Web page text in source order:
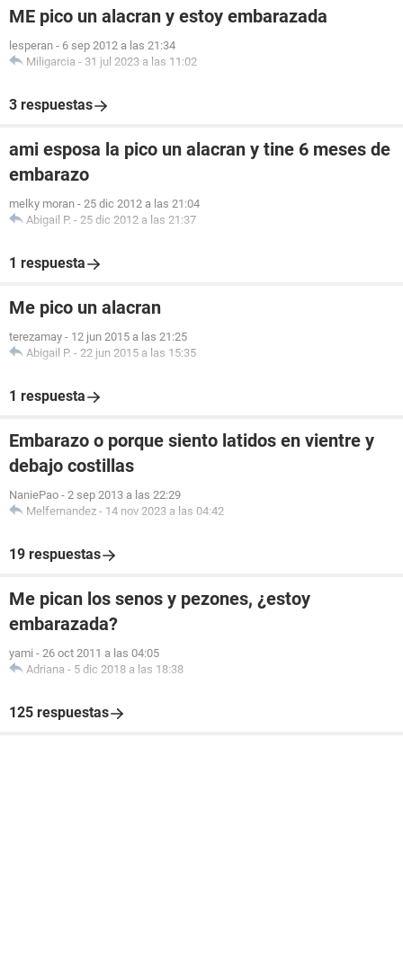
ME pico un alacran y estoy embarazada
lesperan - 6 sep 2012 a las 21:34
Miligarcia - 31 jul 2023 a las 11:02
3 respuestas
ami esposa la pico un alacran y tine 6 meses de
embarazo
melky moran - 25 dic 2012 a las 21:04
Abigail P. - 25 dic 2012 a las 21:37
1 respuesta
Me pico un alacran
terezamay - 12 jun 2015 a las 21:25
Abigail P. - 22 jun 2015 a las 15:35
1 respuesta
Embarazo o porque siento latidos en vientre y
debajo costillas
NaniePao - 2 sep 2013 a las 22:29
Melfernandez - 14 nov 2023 a las 04:42
19 respuestas
Me pican los senos y pezones, ¿estoy
embarazada?
yami - 26 oct 2011 a las 04:05
Adriana - 5 dic 2018 a las 18:38
125 respuestas